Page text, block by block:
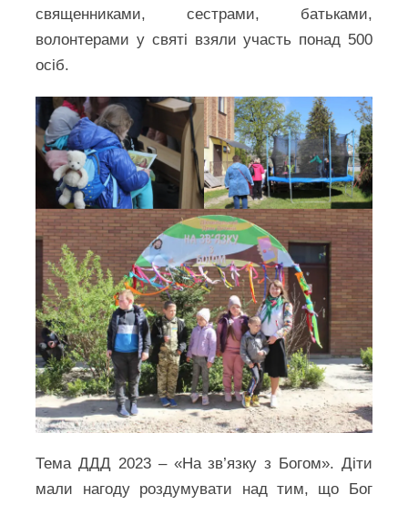
священниками, сестрами, батьками,
волонтерами у святі взяли участь понад 500
осіб.
Тема ДДД 2023 – «На зв’язку з Богом». Діти
мали нагоду роздумувати над тим, що Бог